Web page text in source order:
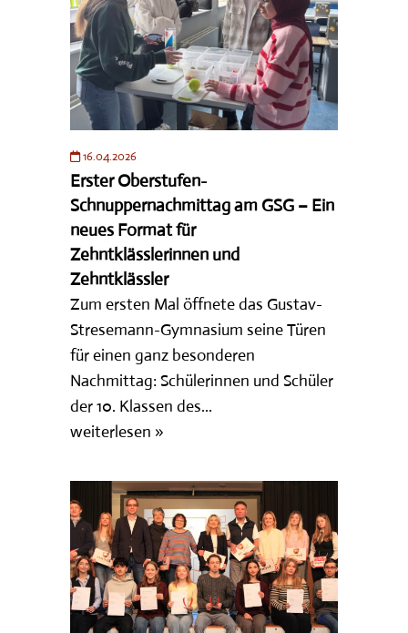
16.04.2026
Erster Oberstufen-
Schnuppernachmittag am GSG – Ein
neues Format für
Zehntklässlerinnen und
Zehntklässler
Zum ersten Mal öffnete das Gustav-
Stresemann-Gymnasium seine Türen
für einen ganz besonderen
Nachmittag: Schülerinnen und Schüler
der 10. Klassen des...
weiterlesen »